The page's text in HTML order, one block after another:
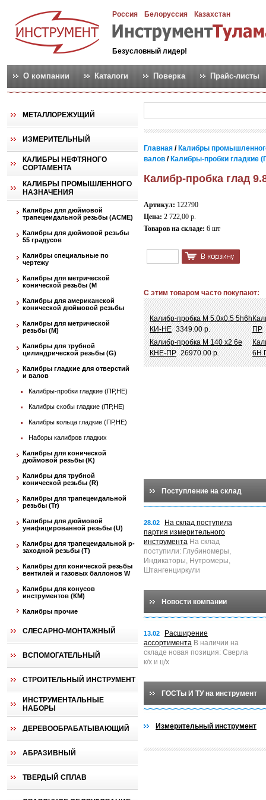
Россия Белоруссия Казахстан
Безусловный лидер!
О компании Каталоги Поверка Прайс-листы
МЕТАЛЛОРЕЖУЩИЙ
ИЗМЕРИТЕЛЬНЫЙ
КАЛИБРЫ НЕФТЯНОГО
СОРТАМЕНТА
КАЛИБРЫ ПРОМЫШЛЕННОГО
НАЗНАЧЕНИЯ
Калибры для дюймовой
трапецеидальной резьбы (АСМЕ)
Калибры для дюймовой резьбы
55 градусов
Калибры специальные по
чертежу
Калибры для метрической
конической резьбы (М
Калибры для американской
конической дюймовой резьбы
Калибры для метрической
резьбы (М)
Калибры для трубной
цилиндрической резьбы (G)
Калибры гладкие для отверстий
и валов
Калибры-пробки гладкие (ПР,НЕ)
Калибры скобы гладкие (ПР,НЕ)
Калибры кольца гладкие (ПР,НЕ)
Наборы калибров гладких
Калибры для конической
дюймовой резьбы (K)
Калибры для трубной
конической резьбы (R)
Калибры для трапецеидальной
резьбы (Tr)
Калибры для дюймовой
унифицированной резьбы (U)
Калибры для трапецеидальной p-
заходной резьбы (T)
Калибры для конической резьбы
вентилей и газовых баллонов W
Калибры для конусов
инструментов (КМ)
Калибры прочие
СЛЕСАРНО-МОНТАЖНЫЙ
ВСПОМОГАТЕЛЬНЫЙ
СТРОИТЕЛЬНЫЙ ИНСТРУМЕНТ
ИНСТРУМЕНТАЛЬНЫЕ
НАБОРЫ
ДЕРЕВООБРАБАТЫВАЮЩИЙ
АБРАЗИВНЫЙ
ТВЕРДЫЙ СПЛАВ
Главная / Калибры
валов / Калибры-пробки гладкие
Калибр-пробка глад
Артикул: 122790
Цена: 2 722,00 р.
Товаров на складе: 6 шт
С этим товаром часто покупают:
Калибр-пробка М 5.0х0.5 5h6h
КИ-НЕ 3349.00 р.
ПР
Калибр-пробка М 140 х2 6e
КНЕ-ПР 26970.00 р.
6Н
Поступление на склад
28.02
На склад поступила
партия измерительного
инструмента На склад
поступили: Глубиномеры,
Индикаторы, Нутромеры,
Штангенциркули
Новости компании
13.02
Расширение
ассортимента В наличии на
складе новая позиция: Сверла
к/х и ц/х
ГОСТы И ТУ на инструмент
Измерительный инструмент